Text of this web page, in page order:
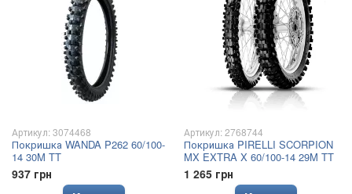
Артикул: 3074468
Покришка WANDA P262 60/100-
14 30M TT
937 грн
Артикул: 2768744
Покришка PIRELLI SCORPION
MX EXTRA X 60/100-14 29M TT
1 265 грн